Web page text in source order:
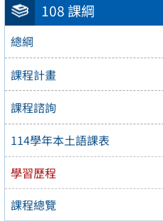
108 課綱
總綱
課程計畫
課程諮詢
114學年本土語課表
學習歷程
課程總覽